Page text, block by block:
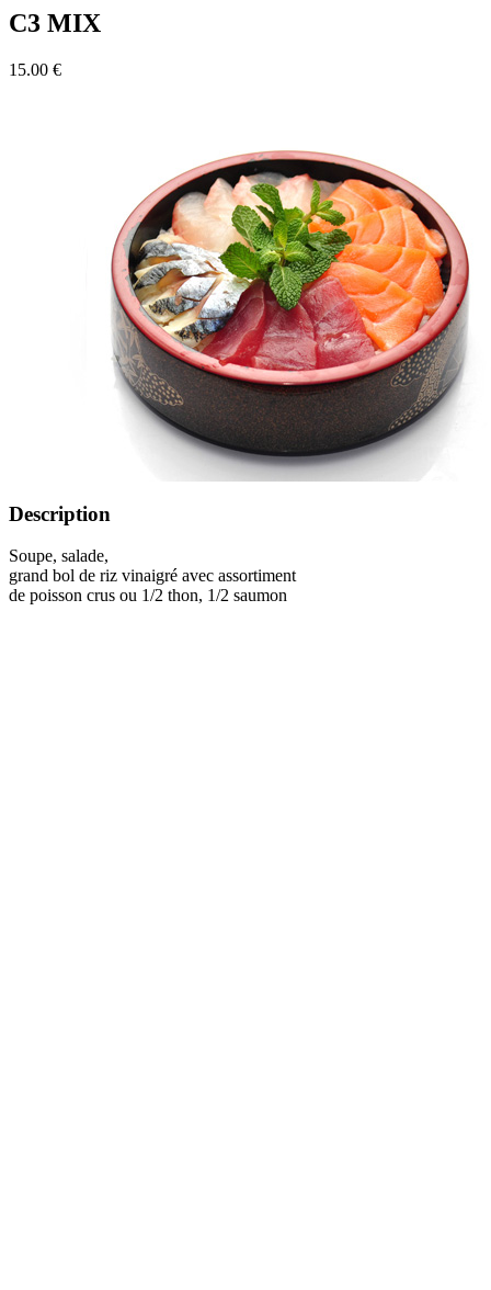
C3 MIX
15.00 €
Description
Soupe, salade,
grand bol de riz vinaigré avec assortiment
de poisson crus ou 1/2 thon, 1/2 saumon